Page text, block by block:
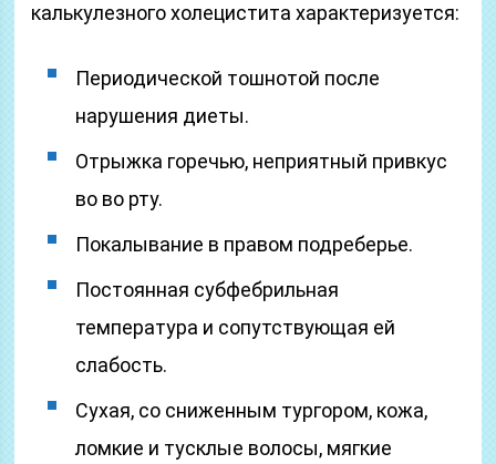
калькулезного холецистита характеризуется:
Периодической тошнотой после
нарушения диеты.
Отрыжка горечью, неприятный привкус
во во рту.
Покалывание в правом подреберье.
Постоянная субфебрильная
температура и сопутствующая ей
слабость.
Сухая, со сниженным тургором, кожа,
ломкие и тусклые волосы, мягкие